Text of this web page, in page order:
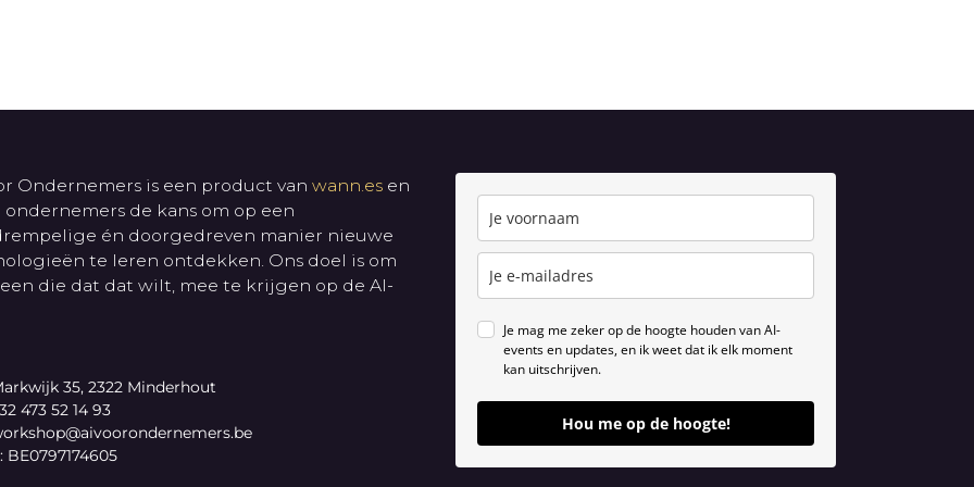
Ondernemers is een product van wann.esen
de kans om op een
én doorgedreven manier nieuwe
te leren ontdekken. Ons doel is om
die dat dat wilt, mee te krijgen op de AI-
35, 2322 Minderhout
473 52 14 93
BE0797174605
Je mag me zeker op de hoogte houden van AI-
events en updates, en ik weet dat ik elk moment
kan uitschrijven.
Hou me op de hoogte!